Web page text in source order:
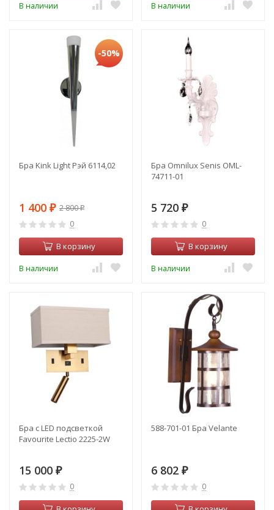
В наличии В наличии
-50%
Бра Kink Light Рэй 6114,02
1 400 ₽ 2 800₽
0
В корзину
В наличии
Бра Omnilux Senis OML-
74711-01
5 720 ₽
0
В корзину
В наличии
Бра с LED подсветкой
Favourite Lectio 2225-2W
15 000 ₽
0
588-701-01 Бра Velante
6 802 ₽
0